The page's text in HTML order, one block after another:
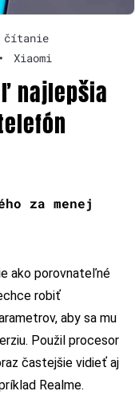
čítanie
• Xiaomi
najlepšia
za menej
ako porovnateľné
robiť
aby sa mu
Použil procesor
častejšie vidieť aj
Realme.